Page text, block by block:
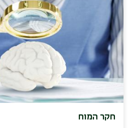
חקר המוח